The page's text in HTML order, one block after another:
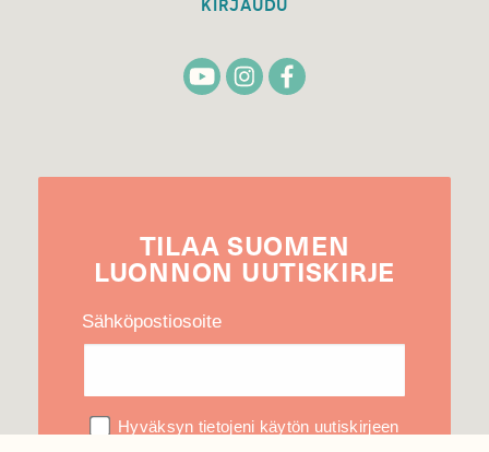
KIRJAUDU
TILAA SUOMEN
LUONNON UUTIS­KIRJE
Sähköpostiosoite
Hyväksyn tietojeni käytön uutiskirjeen